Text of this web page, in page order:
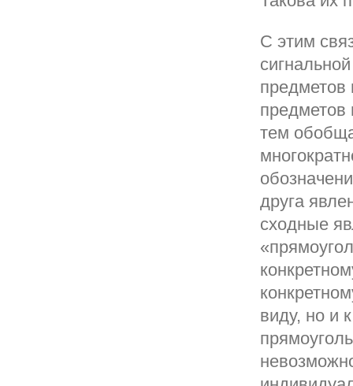
С этим
предметов
предметов
тем
друга
сходные
виду, но и